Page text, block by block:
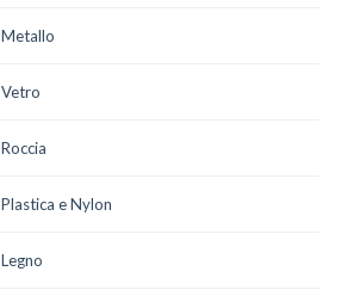
Metallo
Vetro
Roccia
Plastica e Nylon
Legno